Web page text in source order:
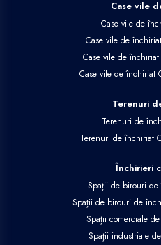
Case vile
Case vile de
Case vile de
Case vile de
Case vile de închiriat
Terenuri
Terenuri de
Terenuri de închiriat
Închirieri
Spații de birouri
Spații de birouri de
Spații comerciale
Spații industriale